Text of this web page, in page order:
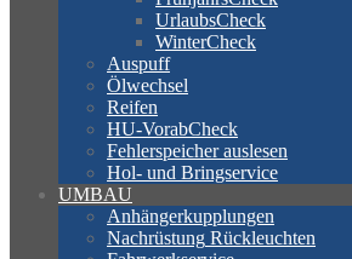
UrlaubsCheck
WinterCheck
Auspuff
Ölwechsel
Reifen
HU-VorabCheck
Fehlerspeicherauslesen
Hol- und Bringservice
UMBAU
Anhängerkupplungen
Nachrüstung Rückleuchten